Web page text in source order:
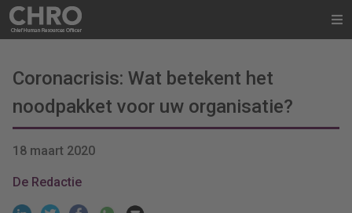
Coronacrisis: Wat betekent het
noodpakket voor uw organisatie?
18 maart 2020
De Redactie